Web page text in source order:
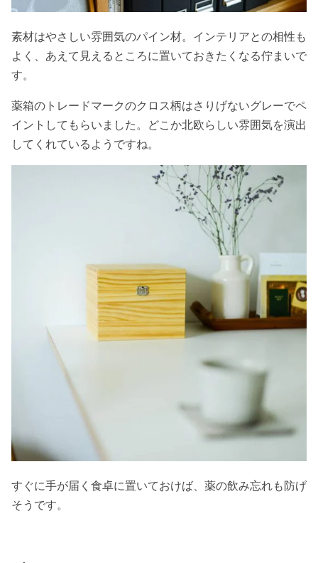
素材はやさしい雰囲気のパイン材。インテリアとの相性も
よく、あえて見えるところに置いておきたくなる佇まいで
す。
薬箱のトレードマークのクロス柄はさりげないグレーでペ
イントしてもらいました。どこか北欧らしい雰囲気を演出
してくれているようですね。
すぐに手が届く食卓に置いておけば、薬の飲み忘れも防げ
そうです。